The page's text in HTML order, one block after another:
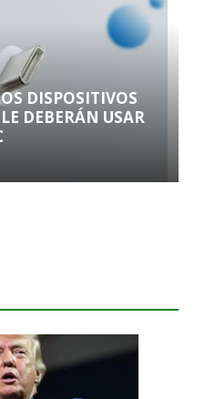
DISPOSITIVOS
DEBERÁN USAR